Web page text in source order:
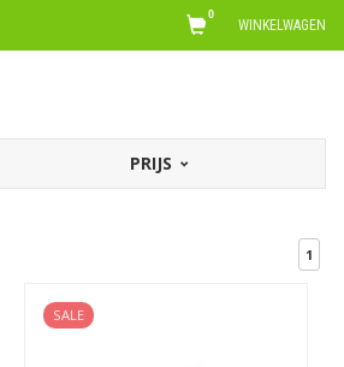
WINKELWAGEN
0
PRIJS
1
SALE